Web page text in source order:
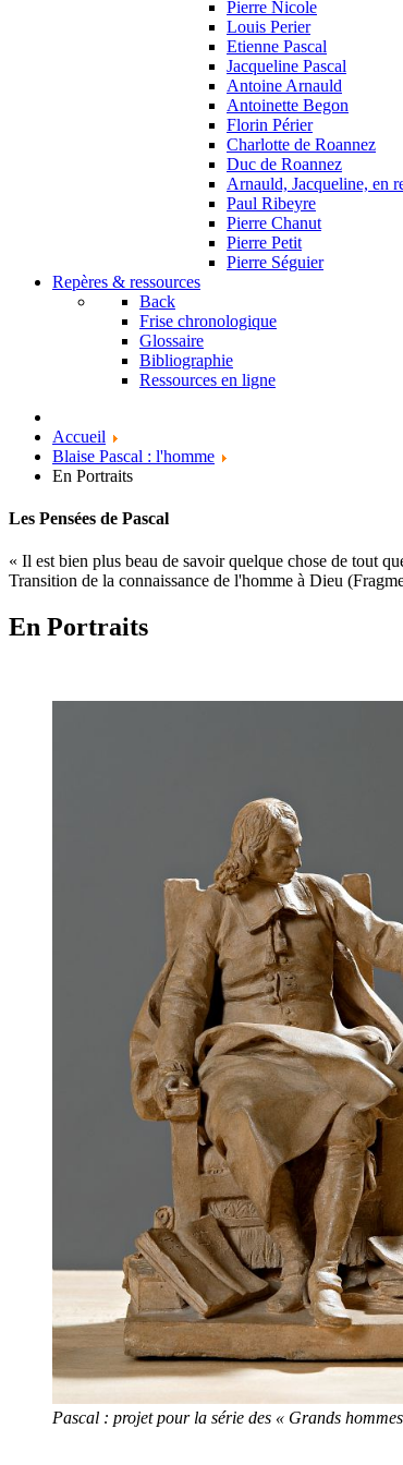
Pierre Nicole
Louis Perier
Etienne Pascal
Jacqueline Pascal
Antoine Arnauld
Antoinette Begon
Florin Périer
Charlotte de Roannez
Duc de Roannez
Arnauld, Jacqueline, en
Paul Ribeyre
Pierre Chanut
Pierre Petit
Pierre Séguier
Repères & ressources
Back
Frise chronologique
Glossaire
Bibliographie
Ressources en ligne
Accueil
Blaise Pascal : l'homme
En Portraits
Les Pensées de Pascal
« Il est bien plus beau de savoir quelque chose de tout
Transition de la connaissance de l'homme à Dieu
En Portraits
Pascal : projet pour la série des « Grands